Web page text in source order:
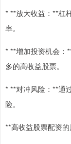
* **放大收益：**杠
率。
* **增加投资机会：
多的高收益股票。
* **对冲风险：**通
险。
**高收益股票配资